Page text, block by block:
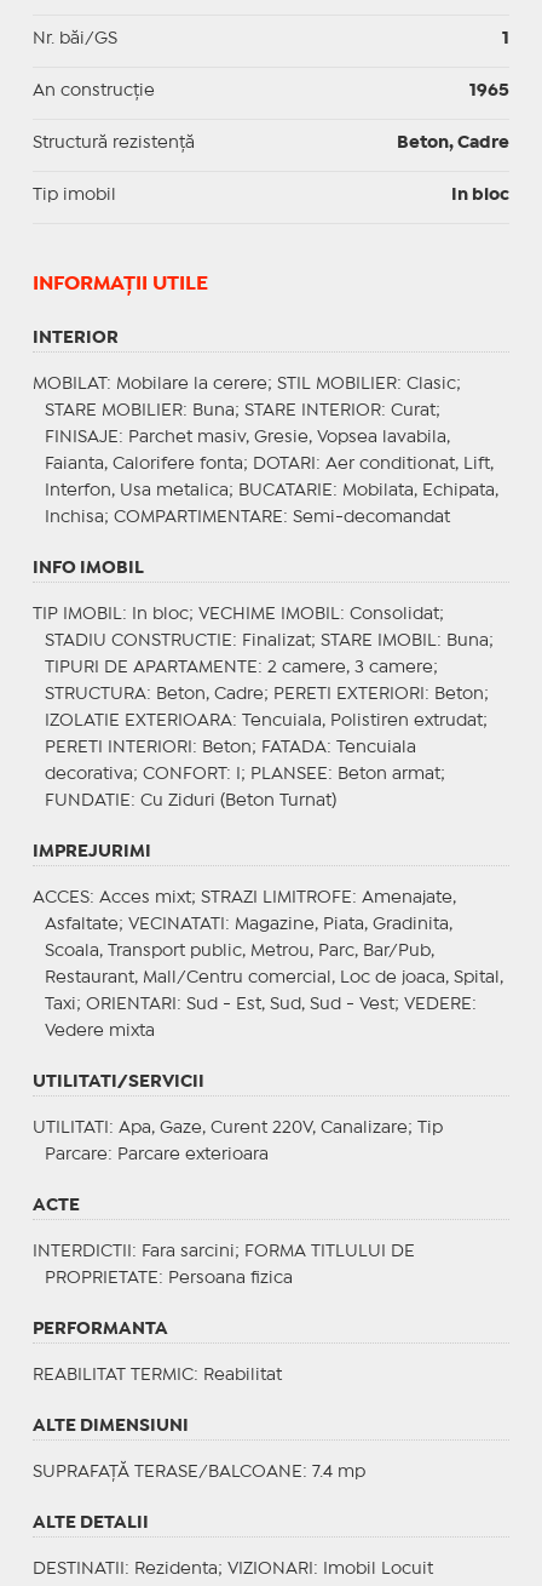
Nr. băi/GS 1
An construcție 1965
Structură rezistență Beton, Cadre
Tip imobil In bloc
INFORMAŢII UTILE
INTERIOR
MOBILAT : Mobilare la cerere; STIL MOBILIER: Clasic;
STARE MOBILIER: Buna; STARE INTERIOR: Curat;
FINISAJE : Parchet masiv, Gresie, Vopsea lavabila,
Faianta, Calorifere fonta;
DOTARI : Aer conditionat, Lift,
Interfon, Usa metalica; BUCATARIE : Mobilata, Echipata,
Inchisa; COMPARTIMENTARE : Semi-decomandat
INFO IMOBIL
TIP IMOBIL : In bloc; VECHIME IMOBIL : Consolidat;
STADIU CONSTRUCTIE : Finalizat; STARE IMOBIL : Buna;
TIPURI DE APARTAMENTE : 2 camere, 3 camere;
STRUCTURA: Beton, Cadre; PERETI EXTERIORI : Beton;
IZOLATIE EXTERIOARA: Tencuiala, Polistiren extrudat;
PERETI INTERIORI : Beton; FATADA: Tencuiala
decorativa; CONFORT : I; PLANSEE : Beton armat;
FUNDATIE : Cu Ziduri (Beton Turnat)
IMPREJURIMI
ACCES: Acces mixt; STRAZI LIMITROFE : Amenajate,
Asfaltate; VECINATATI : Magazine, Piata, Gradinita,
Scoala, Transport public, Metrou, Parc, Bar/Pub,
Restaurant, Mall/Centru comercial, Loc de joaca, Spital,
Taxi; ORIENTARI : Sud - Est, Sud, Sud - Vest; VEDERE :
Vedere mixta
UTILITATI/SERVICII
UTILITATI : Apa, Gaze, Curent 220V, Canalizare;
Tip
Parcare: Parcare exterioara
ACTE
INTERDICTII : Fara sarcini; FORMA TITLULUI DE
PROPRIETATE : Persoana fizica
PERFORMANTA
REABILITAT TERMIC: Reabilitat
ALTE DIMENSIUNI
SUPRAFAȚĂ TERASE/BALCOANE: 7.4 mp
ALTE DETALII
DESTINATII : Rezidenta; VIZIONARI : Imobil Locuit